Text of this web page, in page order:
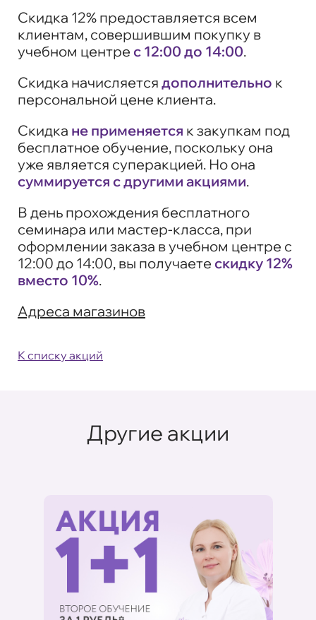
Скидка 12% предоставляется всем
клиентам, совершившим покупку в
учебном центре с 12:00 до 14:00.
Скидка начисляется дополнительно к
персональной цене клиента.
Скидка не применяется к закупкам под
бесплатное обучение, поскольку она
уже является суперакцией. Но она
суммируется с другими акциями.
В день прохождения бесплатного
семинара или мастер-класса, при
оформлении заказа в учебном центре с
12:00 до 14:00, вы получаете скидку 12%
вместо 10%.
Адреса магазинов
К списку акций
Другие акции